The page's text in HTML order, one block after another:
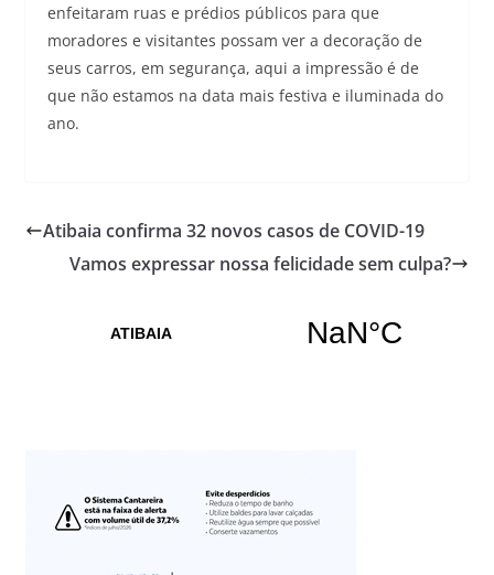
enfeitaram ruas e prédios públicos para que
moradores e visitantes possam ver a decoração de
seus carros, em segurança, aqui a impressão é de
que não estamos na data mais festiva e iluminada do
ano.
Atibaia confirma 32 novos casos de COVID-19
Vamos expressar nossa felicidade sem culpa?